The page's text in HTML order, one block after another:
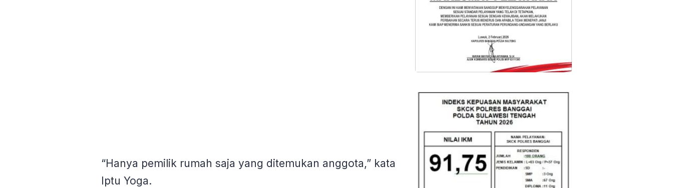
“Hanya pemilik rumah saja yang ditemukan anggota,” kata
Iptu Yoga.